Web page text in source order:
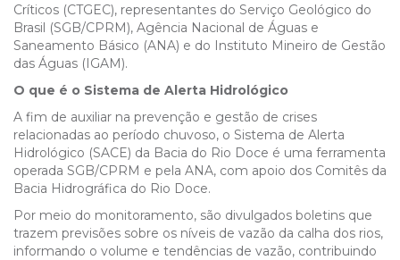
Críticos (CTGEC), representantes do Serviço Geológico do
Brasil (SGB/CPRM), Agência Nacional de Águas e
Saneamento Básico (ANA) e do Instituto Mineiro de Gestão
das Águas (IGAM).
O que é o Sistema de Alerta Hidrológico
A fim de auxiliar na prevenção e gestão de crises
relacionadas ao período chuvoso, o Sistema de Alerta
Hidrológico (SACE) da Bacia do Rio Doce é uma ferramenta
operada SGB/CPRM e pela ANA, com apoio dos Comitês da
Bacia Hidrográfica do Rio Doce.
Por meio do monitoramento, são divulgados boletins que
trazem previsões sobre os níveis de vazão da calha dos rios,
informando o volume e tendências de vazão, contribuindo